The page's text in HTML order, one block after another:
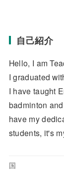
自己紹介
Hello, I am
I graduated
I have taught
badminton
have my
students, it's
国